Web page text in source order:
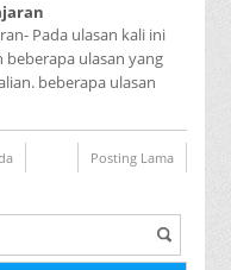
Pada ulasan kali ini
beberapa ulasan yang
beberapa ulasan
Posting Lama